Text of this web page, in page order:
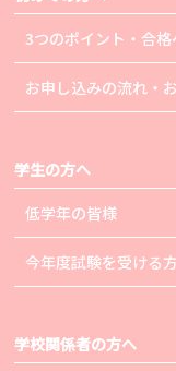
3つのポイント・合格
お申し込みの流れ・
学生の方へ
低学年の皆様
今年度試験を受ける方
学校関係者の方へ